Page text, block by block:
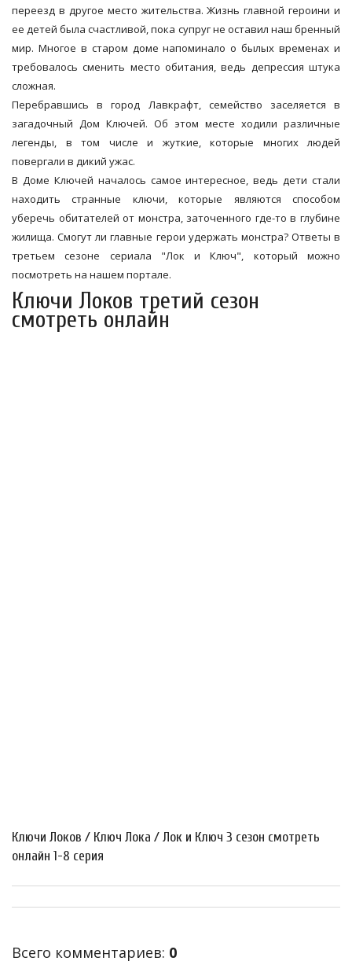
переезд в другое место жительства. Жизнь главной героини и
ее детей была счастливой, пока супруг не оставил наш бренный
мир. Многое в старом доме напоминало о былых временах и
требовалось сменить место обитания, ведь депрессия штука
сложная.
Перебравшись в город Лавкрафт, семейство заселяется в
загадочный Дом Ключей. Об этом месте ходили различные
легенды, в том числе и жуткие, которые многих людей
повергали в дикий ужас.
В Доме Ключей началось самое интересное, ведь дети стали
находить странные ключи, которые являются способом
уберечь обитателей от монстра, заточенного где-то в глубине
жилища. Смогут ли главные герои удержать монстра? Ответы в
третьем сезоне сериала "Лок и Ключ", который можно
посмотреть на нашем портале.
Ключи Локов третий сезон
смотреть онлайн
Ключи Локов / Ключ Лока / Лок и Ключ 3 сезон смотреть
онлайн 1-8 серия
Всего комментариев: 0